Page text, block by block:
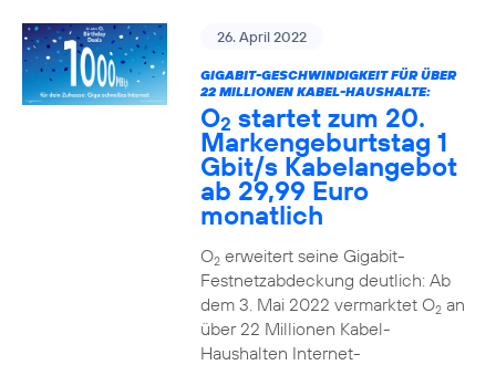
26. April 2022
GIGABIT-GESCHWINDIGKEIT FÜR ÜBER
22 MILLIONEN KABEL-HAUSHALTE:
O2 startet zum 20.
Markengeburtstag 1
Gbit/s Kabelangebot
ab 29,99 Euro
monatlich
O2erweitert seine Gigabit-
Festnetzabdeckung deutlich: Ab
dem 3. Mai 2022 vermarktet O2an
über 22 Millionen Kabel-
Haushalten Internet-